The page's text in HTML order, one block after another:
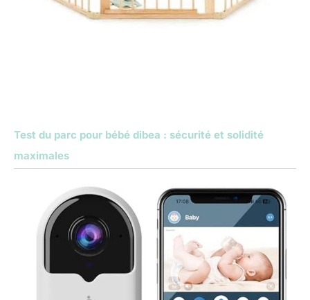
Test du parc pour bébé dibea : sécurité et solidité
maximales